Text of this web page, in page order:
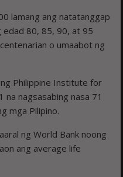
lamang ang natatanggap
edad 80, 85, 90, at 95
o umaabot ng
ng Philippine Institute for
nagsasabing nasa 71
mga Pilipino.
ng World Bank noong
ang average life